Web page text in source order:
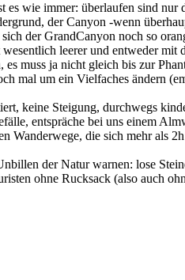
wie immer: überlaufen sind nur
der Canyon -wenn
der GrandCanyon noch so
leerer und entweder mit
muss ja nicht gleich bis zur
mal um ein Vielfaches ändern
keine Steigung, durchwegs
entspräche bei uns einem
Wanderwege, die sich mehr als
der Natur warnen: lose
ohne Rucksack (also auch